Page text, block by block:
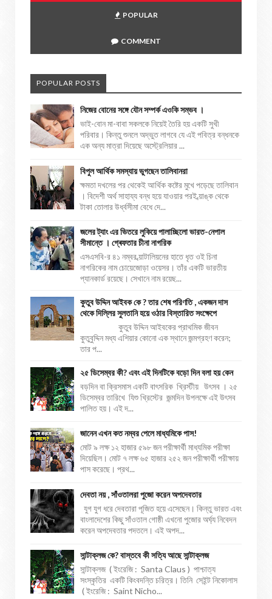
POPULAR
COMMENT
POPULAR POSTS
নিজের বোনের সঙ্গে যৌন সম্পর্ক এওকি সম্ভব ।
ভাই-বোন মা-বাবা সকলকে নিয়েই তৈরি হয় একটি সুখী
পরিবার। কিন্তু শুনলে অদ্ভুত লাগবে যে এই পবিত্র বন্ধনকে
এক অন্য মাত্রা দিয়েছে অস্ট্রেলিয়ার ...
বিপুল আর্থিক সমস্যায় ভুগছেন তালিবানরা
ক্ষমতা দখলের পর থেকেই আর্থিক কষ্টের মুখে পড়েছে তালিবান
। বিদেশী অর্থ সাহায্য বন্ধ হয়ে যাওয়ার পরই ব্য়াঙ্ক থেকে
টাকা তোলার উর্ধ্বসীমা বেধে দে...
জলের ট্যাং এর ভিতরে লুকিয়ে পালাচ্ছিলো ভারত-নেপাল
সীমান্তে । গ্ৰেফতার চীনা নাগরিক
এসএসবি-র ৪১ নম্বর ব্য়াটালিয়নের হাতে ধৃত ওই চিনা
নাগরিকের নাম চোয়েজোড়া ওয়েসর। তাঁর একটি ভারতীয়
প্যানকার্ড রয়েছে। সেখানে নাম রয়েছ...
কুতুব উদ্দিন আইবক কে ? তার শেষ পরিণতি , একজন দাস
থেকে দিল্লির সুলতানি হয়ে ওঠার বিস্তারিত সংক্ষেপে
কুতুব উদ্দিন আইবকের প্রাথমিক জীবন
কুতুবুদ্দিন মধ্য এশিয়ার কোনো এক স্থানে জন্মগ্রহণ করেন;
তার প...
২৫ ডিসেম্বর কী? এবং এই দিনটিকে বড়ো দিন বলা হয় কেন
বড়দিন বা ক্রিসমাস একটি বাৎসরিক খ্রিস্টীয় উৎসব । ২৫
ডিসেম্বর তারিখে যিশু খ্রিস্টের জন্মদিন উপলক্ষে এই উৎসব
পালিত হয়। এই দ...
জানেন এখন কত নম্বর পেলে মাধ্যমিকে পাস!
মোট ৯ লক্ষ ১২ হাজার ৫৯৮ জন পরীক্ষার্থী মাধ্যমিক পরীক্ষা
দিয়েছিল। মোট ৭ লক্ষ ৬৫ হাজার ২৫২ জন পরীক্ষার্থী পরীক্ষায়
পাস করেছে। প্রথ...
দেবতা নয় , সাঁওতালরা পুজো করেন অপদেবতার
যুগ যুগ ধরে দেবতারা পূজিত হয়ে এসেছেন। কিন্তু ভারত এবং
বাংলাদেশের কিছু সাঁওতাল গোষ্ঠী এখনো পুজোর অর্ঘ্য নিবেদন
করেন অপদেবতার পদতলে। এই অপদ...
সান্টাক্লজ কে? বাস্তবে কী সত্যি আছে সান্টাক্লজ
সান্টাক্লজ ( ইংরেজি : Santa Claus ) পাশ্চাত্য
সংস্কৃতির একটি কিংবদন্তি চরিত্র। তিনি সেইন্ট নিকোলাস
( ইংরেজি : Saint Nicho...